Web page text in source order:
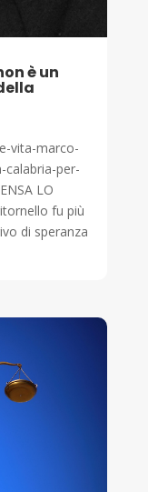
è un
vita-marco-
calabria-per-
LO
fu più
di speranza